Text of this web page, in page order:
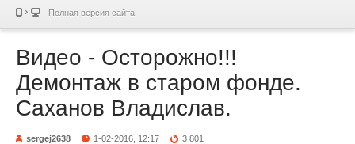
Полная версия сайта
Видео - Осторожно!!!
Демонтаж в старом фонде.
Саханов Владислав.
sergej2638 1-02-2016, 12:17 3 801